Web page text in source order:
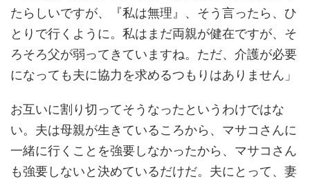
たらしいですが、『私は無理』、そう言ったら、ひ
とりで行くように。私はまだ両親が健在ですが、そ
ろそろ父が弱ってきていますね。ただ、介護が必要
になっても夫に協力を求めるつもりはありません」
お互いに割り切ってそうなったというわけではな
い。夫は母親が生きているころから、マサコさんに
一緒に行くことを強要しなかったから、マサコさん
も強要しないと決めているだけだ。夫にとって、妻